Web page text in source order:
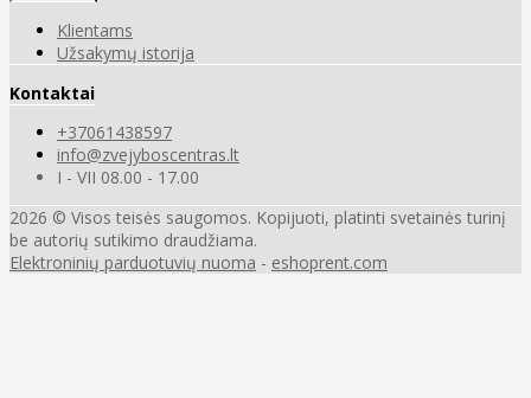
Klientams
Užsakymų istorija
Kontaktai
+37061438597
info@zvejyboscentras.lt
I - VII 08.00 - 17.00
2026 © Visos teisės saugomos. Kopijuoti, platinti svetainės turinį
be autorių sutikimo draudžiama.
Elektroninių parduotuvių nuoma - eshoprent.com